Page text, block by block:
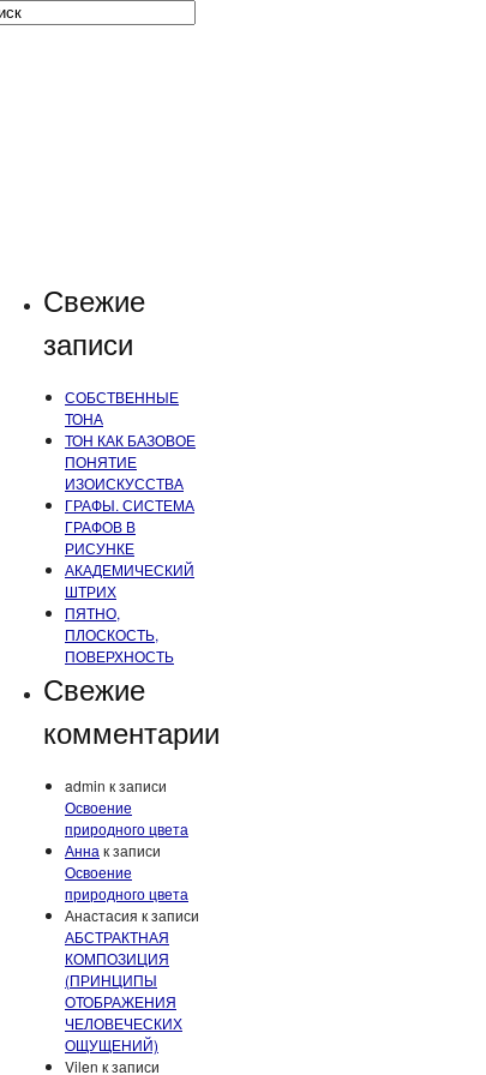
Свежие
записи
СОБСТВЕННЫЕ
ТОНА
ТОН КАК БАЗОВОЕ
ПОНЯТИЕ
ИЗОИСКУССТВА
ГРАФЫ. СИСТЕМА
ГРАФОВ В
РИСУНКЕ
АКАДЕМИЧЕСКИЙ
ШТРИХ
ПЯТНО,
ПЛОСКОСТЬ,
ПОВЕРХНОСТЬ
Свежие
комментарии
admin к записи
Освоение
природного цвета
Анна к записи
Освоение
природного цвета
Анастасия к записи
АБСТРАКТНАЯ
КОМПОЗИЦИЯ
(ПРИНЦИПЫ
ОТОБРАЖЕНИЯ
ЧЕЛОВЕЧЕСКИХ
ОЩУЩЕНИЙ)
Vilen к записи